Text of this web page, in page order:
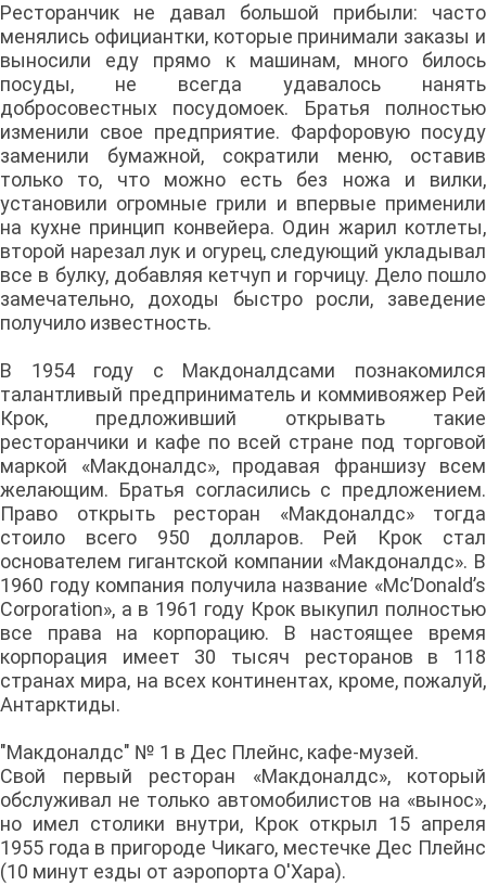
Ресторанчик не давал большой прибыли: часто
менялись официантки, которые принимали заказы и
выносили еду прямо к машинам, много билось
посуды, не всегда удавалось нанять
добросовестных посудомоек. Братья полностью
изменили свое предприятие. Фарфоровую посуду
заменили бумажной, сократили меню, оставив
только то, что можно есть без ножа и вилки,
установили огромные грили и впервые применили
на кухне принцип конвейера. Один жарил котлеты,
второй нарезал лук и огурец, следующий укладывал
все в булку, добавляя кетчуп и горчицу. Дело пошло
замечательно, доходы быстро росли, заведение
получило известность.
В 1954 году с Макдоналдсами познакомился
талантливый предприниматель и коммивояжер Рей
Крок, предложивший открывать такие
ресторанчики и кафе по всей стране под торговой
маркой «Макдоналдс», продавая франшизу всем
желающим. Братья согласились с предложением.
Право открыть ресторан «Макдоналдс» тогда
стоило всего 950 долларов. Рей Крок стал
основателем гигантской компании «Макдоналдс». В
1960 году компания получила название «Mc’Donald’s
Cоrporation», а в 1961 году Крок выкупил полностью
все права на корпорацию. В настоящее время
корпорация имеет 30 тысяч ресторанов в 118
странах мира, на всех континентах, кроме, пожалуй,
Антарктиды.
"Макдоналдс" № 1 в Дес Плейнс, кафе-музей.
Свой первый ресторан «Макдоналдс», который
обслуживал не только автомобилистов на «вынос»,
но имел столики внутри, Крок открыл 15 апреля
1955 года в пригороде Чикаго, местечке Дес Плейнс
(10 минут езды от аэропорта O'Хара).